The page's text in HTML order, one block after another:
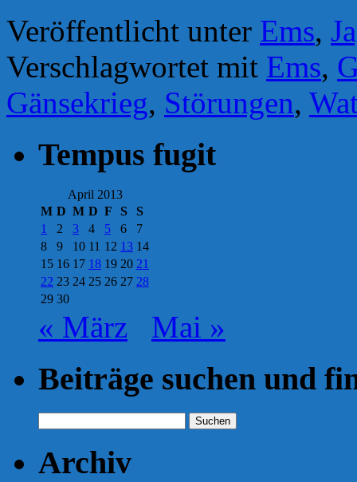
Veröffentlicht unter Ems,
Verschlagwortet mit Ems,
Gänsekrieg, Störungen,
Tempus fugit
April 2013
M D M D F S
S
1
2 3 4 5 6
7
8
9 10 11 12 13 14
15 16 17 18 19 20 21
22 23 24 25 26 27 28
29 30
« März Mai »
Beiträge suchen und
nach:
Archiv